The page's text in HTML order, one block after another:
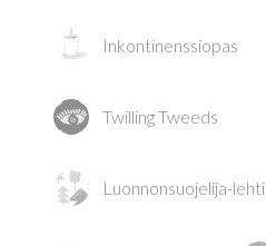
Inkontinenssiopas
Twilling Tweeds
Luonnonsuojelija-lehti